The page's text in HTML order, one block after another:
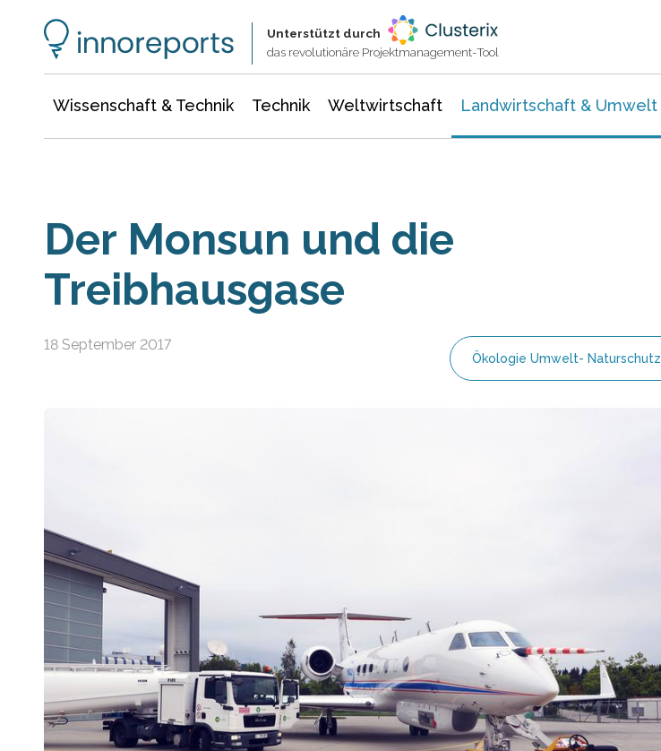
Unterstützt durch
das revolutionäre Projektmanagement-Tool
Wissenschaft & Technik Technik Weltwirtschaft Landwirtschaft & Umwelt
Der Monsun und die
Treibhausgase
18 September 2017
Ökologie Umwelt- Naturschutz